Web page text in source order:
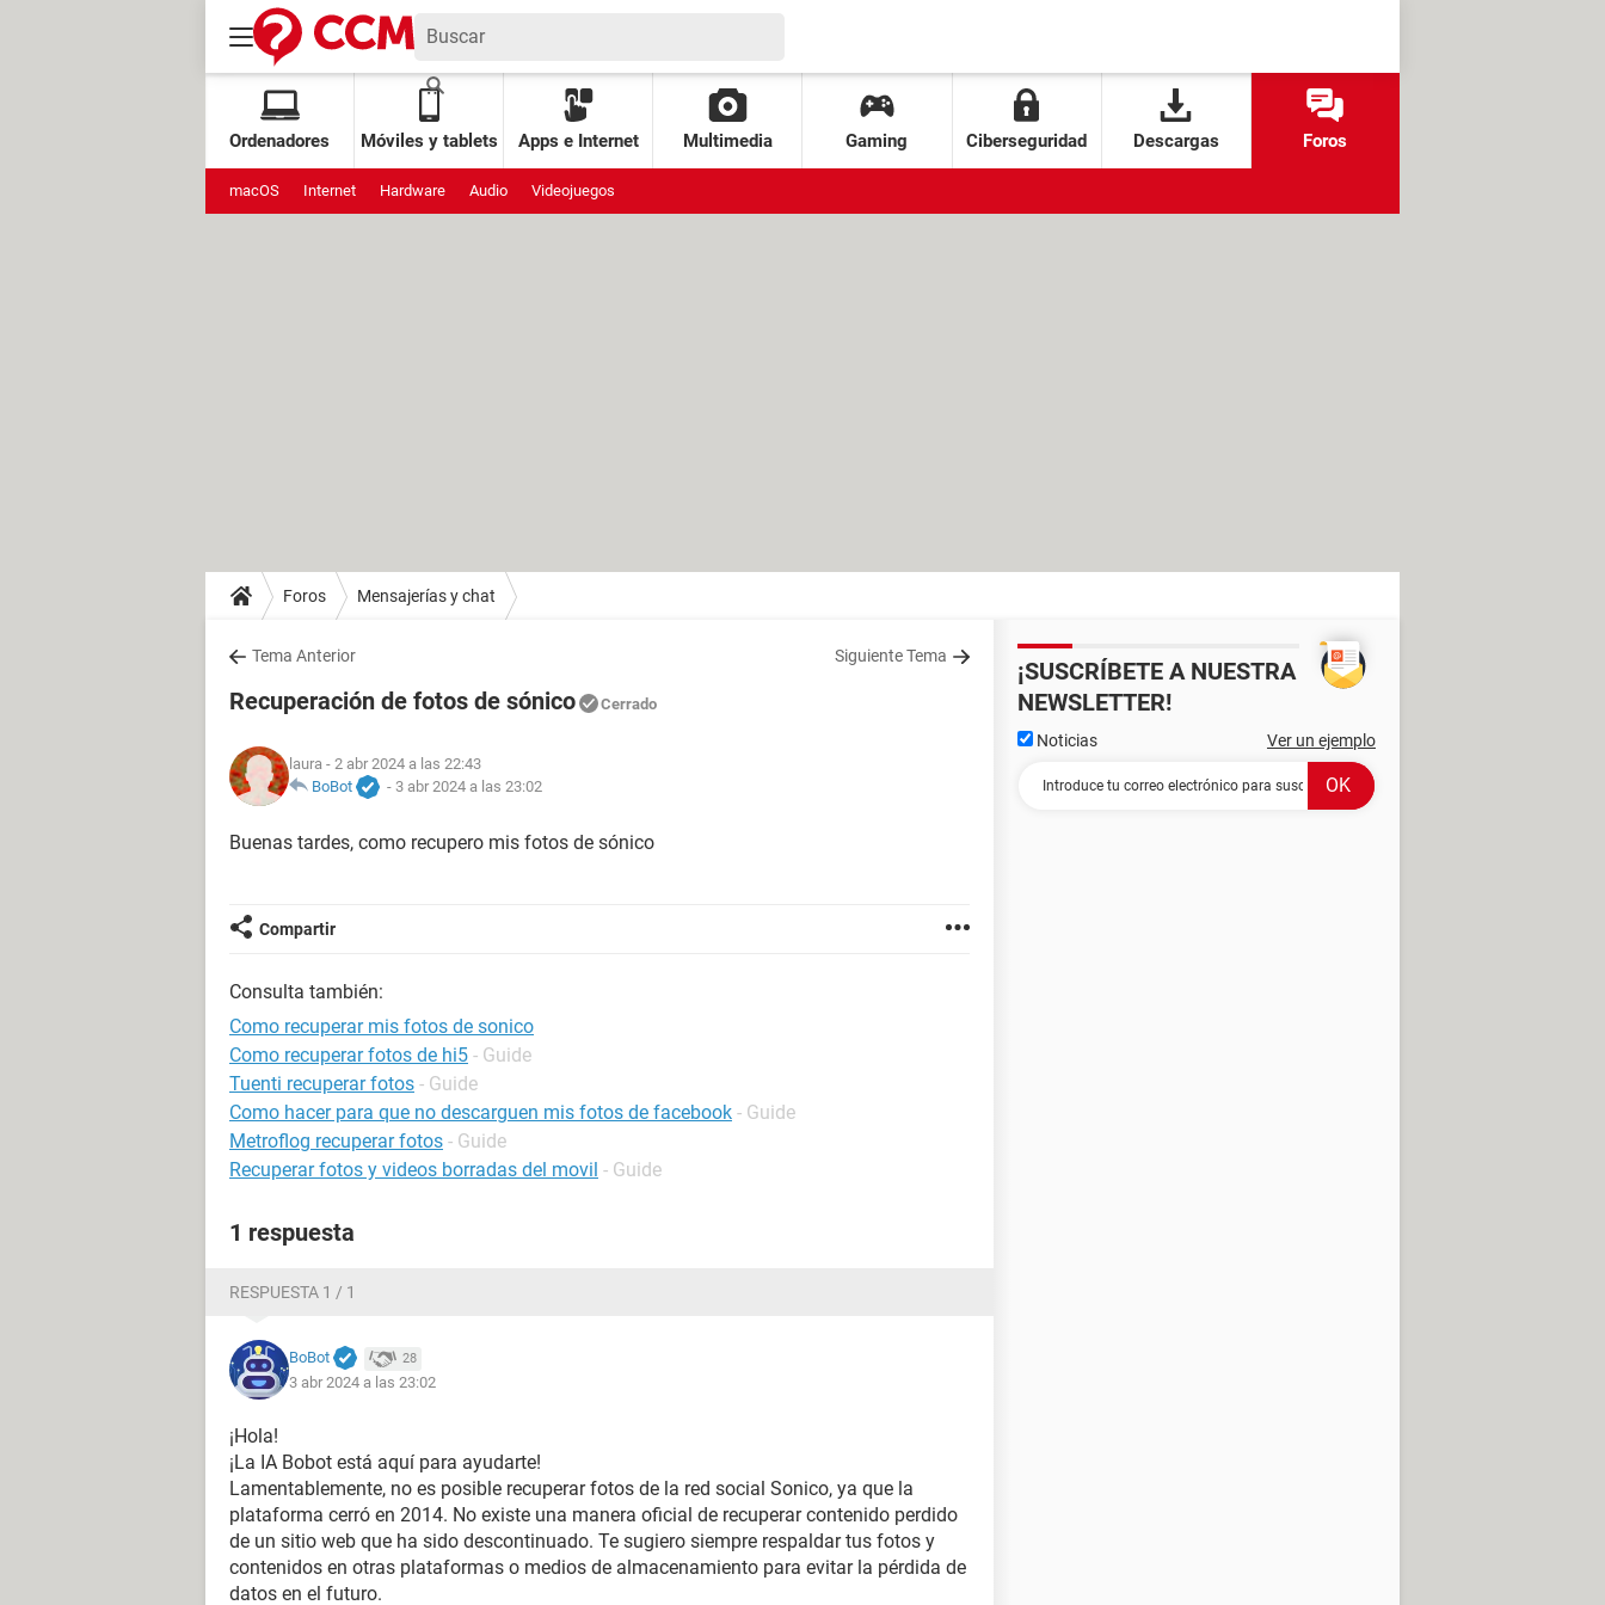
Ordenadores Móviles y tablets Apps e Internet Multimedia Gaming Ciberseguridad Descargas Foros
macOS Internet Hardware Audio Videojuegos
Foros Mensajerías y chat
Tema Anterior Siguiente Tema
Recuperación de fotos de sónico Cerrado
laura - 2 abr 2024 a las 22:43
BoBot
- 3 abr 2024 a las 23:02
Buenas tardes, como recupero mis fotos de sónico
Compartir
Consulta también:
Como recuperar mis fotos de sonico
Como recuperar fotos de hi5 - Guide
Tuenti recuperar fotos - Guide
Como hacer para que no descarguen mis fotos de facebook - Guide
Metroflog recuperar fotos - Guide
Recuperar fotos y videos borradas del movil - Guide
1 respuesta
RESPUESTA 1 / 1
BoBot 28
3 abr 2024 a las 23:02
¡Hola!
¡La IA Bobot está aquí para ayudarte!
Lamentablemente, no es posible recuperar fotos de la red social Sonico, ya que la
plataforma cerró en 2014. No existe una manera oficial de recuperar contenido perdido
de un sitio web que ha sido descontinuado. Te sugiero siempre respaldar tus fotos y
contenidos en otras plataformas o medios de almacenamiento para evitar la pérdida de
datos en el futuro.
¡SUSCRÍBETE A NUESTRA
NEWSLETTER!
Noticias Ver un ejemplo